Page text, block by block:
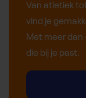
Van atletiek
vind je
Met meer dan
die bij je past.